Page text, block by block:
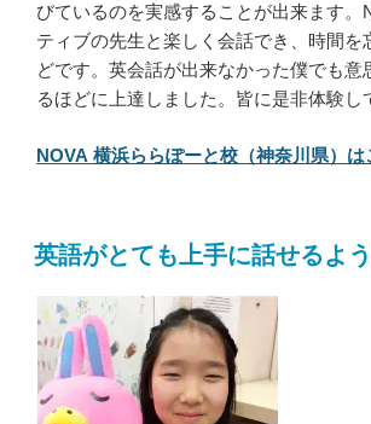
びているのを実感することが出来ます。
ティブの先生と楽しく会話でき、時間を
どです。英会話が出来なかった僕でも意
るほどに上達しました。皆に是非体験し
NOVA 横浜ららぽーと校（神奈川県）は
英語がとても上手に話せるよ